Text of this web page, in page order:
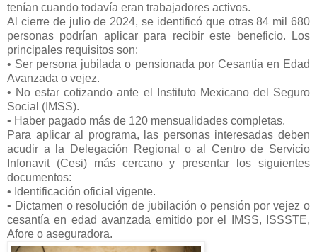
tenían cuando todavía eran trabajadores activos.
Al cierre de julio de 2024, se identificó que otras 84 mil 680
personas podrían aplicar para recibir este beneficio. Los
principales requisitos son:
• Ser persona jubilada o pensionada por Cesantía en Edad
Avanzada o vejez.
• No estar cotizando ante el Instituto Mexicano del Seguro
Social (IMSS).
• Haber pagado más de 120 mensualidades completas.
Para aplicar al programa, las personas interesadas deben
acudir a la Delegación Regional o al Centro de Servicio
Infonavit (Cesi) más cercano y presentar los siguientes
documentos:
• Identificación oficial vigente.
• Dictamen o resolución de jubilación o pensión por vejez o
cesantía en edad avanzada emitido por el IMSS, ISSSTE,
Afore o aseguradora.